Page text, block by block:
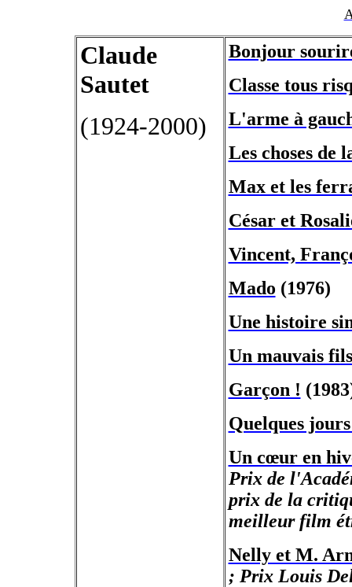
Claude
Sautet
(1924-2000)
Bonjour
Classe tous
L'arme à
Les choses de
Max et les
César et
Vincent,
Mado (1976)
Une histoire
Un mauvais fils
Garçon !
Quelques
Un cœur en
Prix de
prix de la
meilleur film
Nelly et M.
; Prix Louis